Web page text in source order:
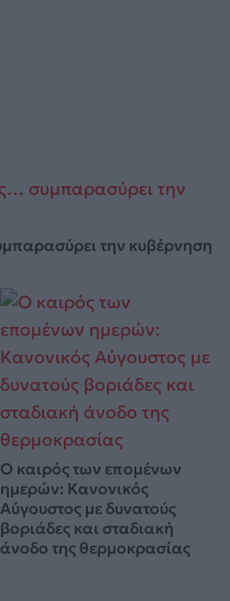
την κυβέρνηση
Ο καιρός των επομένων
ημερών: Κανονικός
Αύγουστος με δυνατούς
βοριάδες και σταδιακή
άνοδο της θερμοκρασίας